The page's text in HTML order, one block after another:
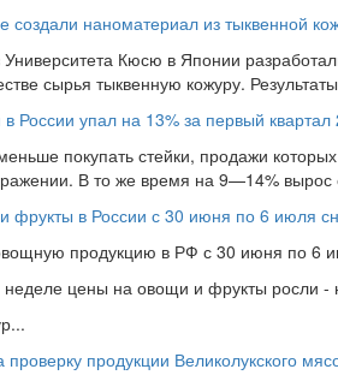
создали наноматериал из тыквенной
Кюсю в Японии
сырья тыквенную кожуру.
России упал на 13% за первый квартал
покупать стейки, продажи
В то же время на 9—14%
фрукты в России с 30 июня по 6 июля
продукцию в РФ с 30 июня по 6
цены на овощи и фрукты росли -
продукции Великолукского